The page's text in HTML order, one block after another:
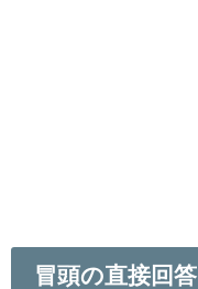
冒頭の直接回答